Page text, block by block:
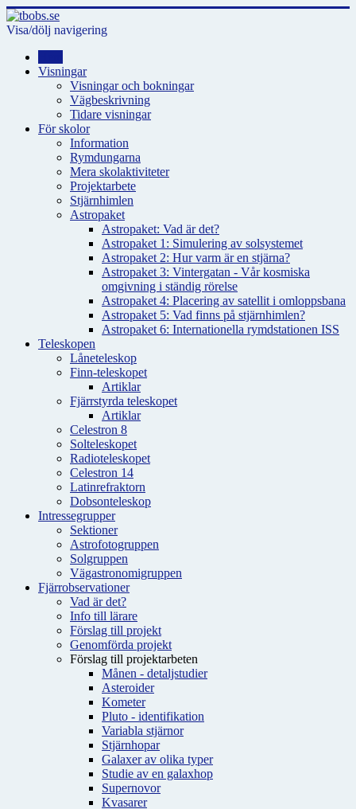
Visa/dölj navigering
Visningar
Visningar och bokningar
Vägbeskrivning
Tidare visningar
För skolor
Information
Rymdungarna
Mera skolaktiviteter
Projektarbete
Stjärnhimlen
Astropaket
Astropaket: Vad är det?
Astropaket 1: Simulering av solsystemet
Astropaket 2: Hur varm är en stjärna?
Astropaket 3: Vintergatan - Vår kosmiska
omgivning i ständig rörelse
Astropaket 4: Placering av satellit i omloppsbana
Astropaket 5: Vad finns på stjärnhimlen?
Astropaket 6: Internationella rymdstationen ISS
Teleskopen
Låneteleskop
Finn-teleskopet
Artiklar
Fjärrstyrda teleskopet
Artiklar
Celestron 8
Solteleskopet
Radioteleskopet
Celestron 14
Latinrefraktorn
Dobsonteleskop
Intressegrupper
Sektioner
Astrofotogruppen
Solgruppen
Vägastronomigruppen
Fjärrobservationer
Vad är det?
Info till lärare
Förslag till projekt
Genomförda projekt
Förslag till projektarbeten
Månen - detaljstudier
Asteroider
Kometer
Pluto - identifikation
Variabla stjärnor
Stjärnhopar
Galaxer av olika typer
Studie av en galaxhop
Supernovor
Kvasarer